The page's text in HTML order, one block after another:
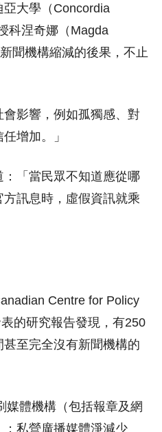
大學（Concordia
科涅奇娜（Magda
聞機構縮減的後果，不止
影響，例如孤獨感、對
增加。」
「當民眾不知道應從哪
訊息時，虛假資訊就乘
Centre for Policy
的研究報告發現，有250
至完全沒有新聞機構的
媒體機構（包括報章及網
；私營廣播媒體淨減少